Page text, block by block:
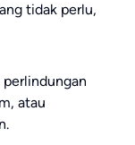
tidak perlu,
atau